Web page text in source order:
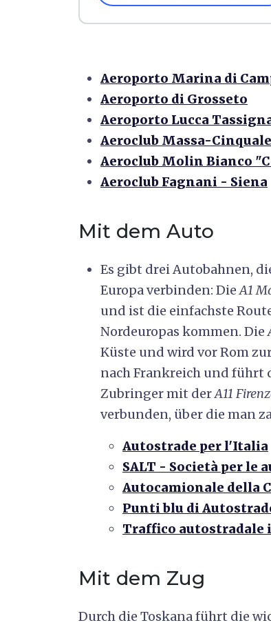
Aeroporto Marina di
Aeroporto di Grosseto
Aeroporto Lucca
Aeroclub Massa-Cinquale
Aeroclub Molin Bianco
Aeroclub Fagnani - Siena
Mit dem Auto
Es gibt drei Autobahnen,
Europa verbinden: DieA1
und ist die einfachste
Nordeuropas kommen. Die
Küste und wird vor Rom
nach Frankreich und führt
Zubringer mit derA11
verbunden, über die man
Autostrade per l'Italia
SALT - Società per le
Autocamionale della
Punti blu di
Traffico autostradale
Mit dem Zug
Durch die Toskana führt die